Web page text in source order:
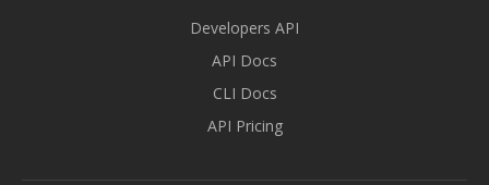
Developers API
API Docs
CLI Docs
API Pricing